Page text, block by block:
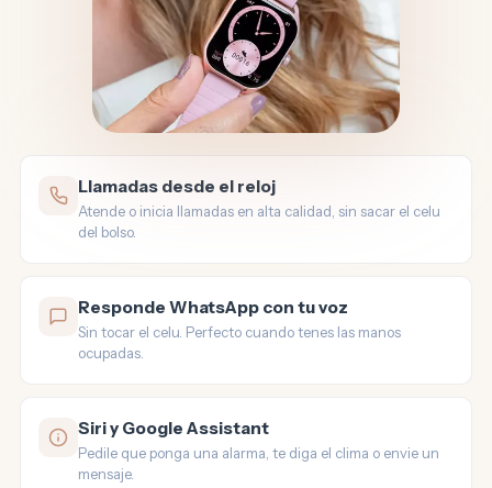
Llamadas desde el reloj
Atende o inicia llamadas en alta calidad, sin sacar el celu
del bolso.
Responde WhatsApp con tu voz
Sin tocar el celu. Perfecto cuando tenes las manos
ocupadas.
Siri y Google Assistant
Pedile que ponga una alarma, te diga el clima o envie un
mensaje.